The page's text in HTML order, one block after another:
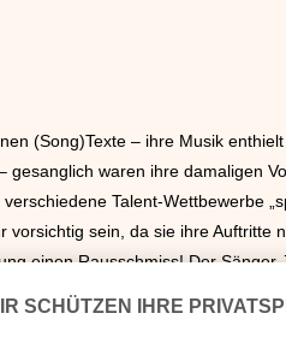
(Song)Texte – ihre Musik
waren ihre damaligen
Talent-Wettbewerbe
vorsichtig sein, da sie ihre
einen Rausschmiss! Der
Cajun) – der entdeckte sie
Hits waren u.a.: „I´m a woman“